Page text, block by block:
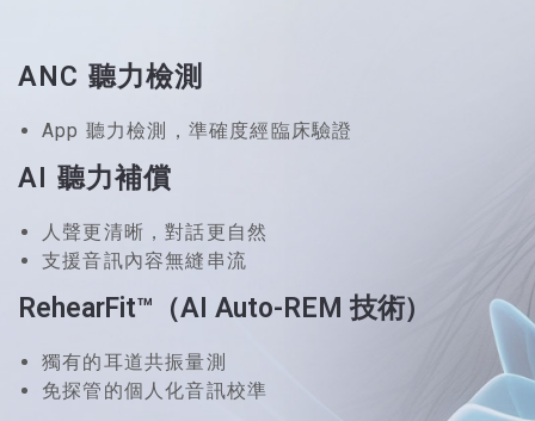
ANC 聽力檢測
App 聽力檢測，準確度經臨床驗證
AI 聽力補償
人聲更清晰，對話更自然
支援音訊內容無縫串流
RehearFit™（AI Auto-REM 技術）
獨有的耳道共振量測
免探管的個人化音訊校準